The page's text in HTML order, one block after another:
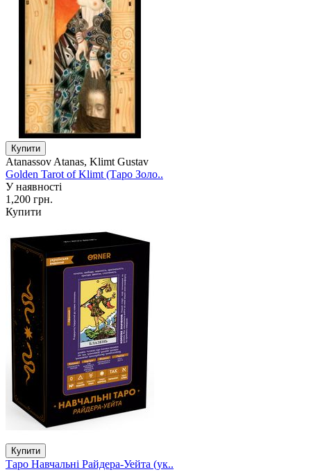
Atanassov Atanas, Klimt Gustav
Golden Tarot of Klimt (Таро Золо..
У наявності
1,200 грн.
Купити
Таро Навчальні Райдера-Уейта (ук..